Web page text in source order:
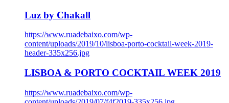
Luz by Chakall
https://www.ruadebaixo.com/wp-
content/uploads/2019/10/lisboa-porto-cocktail-week-2019-
header-335x256.jpg
LISBOA & PORTO COCKTAIL WEEK 2019
https://www.ruadebaixo.com/wp-